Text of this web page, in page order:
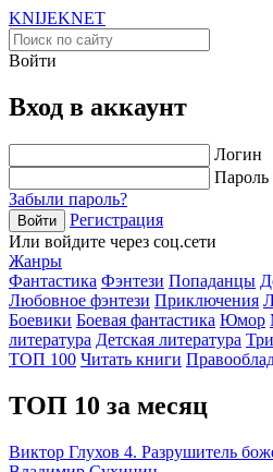
KNIJEKNET
Войти
Вход в аккаунт
Логин
Пароль
Забыли пароль?
Войти
Регистрация
Или войдите через соц.сети
Жанры
Фантастика Фэнтези Попаданцы
Любовное фэнтези Приключения
Боевики Боевая фантастика Юмор
литература Детская литература
ТОП 100 Читать книги
ТОП 10 за месяц
Виктор Глухов 4. Разрушитель